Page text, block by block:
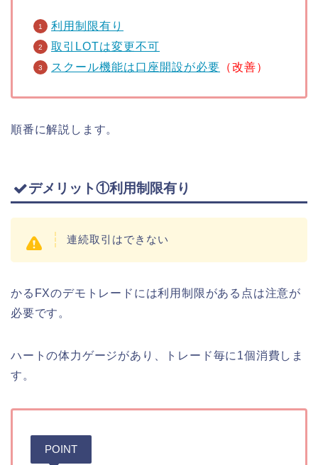
利用制限有り
取引LOTは変更不可
スクール機能は口座開設が必要 （改善）
順番に解説します。
デメリット①利用制限有り
連続取引はできない
かるFXのデモトレードには利用制限がある点は注意が
必要です。
ハートの体力ゲージがあり、トレード毎に1個消費しま
す。
POINT